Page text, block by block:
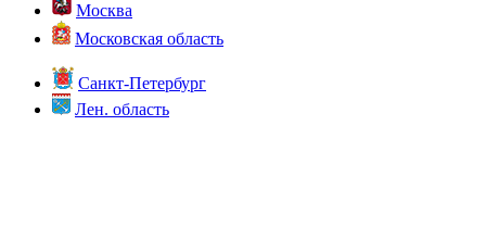
Москва
Московская область
Санкт-Петербург
Лен. область